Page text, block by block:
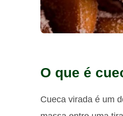
O que é
Cueca virada é um